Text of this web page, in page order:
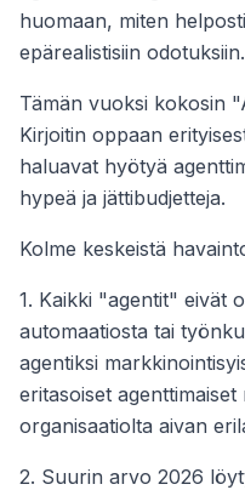
huomaan, miten
epärealistisiin odotuksiin.
Tämän vuoksi kokosin
Kirjoitin oppaan
haluavat hyötyä
hypeä ja jättibudjetteja.
Kolme keskeistä
1. Kaikki "agentit" eivät
automaatiosta tai
agentiksi
eritasoiset
organisaatiolta aivan
2. Suurin arvo 2026